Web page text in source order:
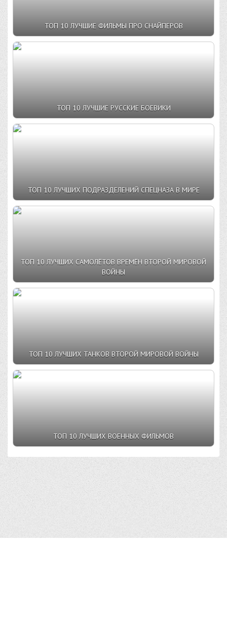
ТОП 10 ЛУЧШИЕ ФИЛЬМЫ ПРО СНАЙПЕРОВ
ТОП 10 ЛУЧШИЕ РУССКИЕ БОЕВИКИ
ТОП 10 ЛУЧШИХ ПОДРАЗДЕЛЕНИЙ СПЕЦНАЗА В МИРЕ
ТОП 10 ЛУЧШИХ САМОЛЁТОВ ВРЕМЁН ВТОРОЙ МИРОВОЙ
ВОЙНЫ
ТОП 10 ЛУЧШИХ ТАНКОВ ВТОРОЙ МИРОВОЙ ВОЙНЫ
ТОП 10 ЛУЧШИХ ВОЕННЫХ ФИЛЬМОВ